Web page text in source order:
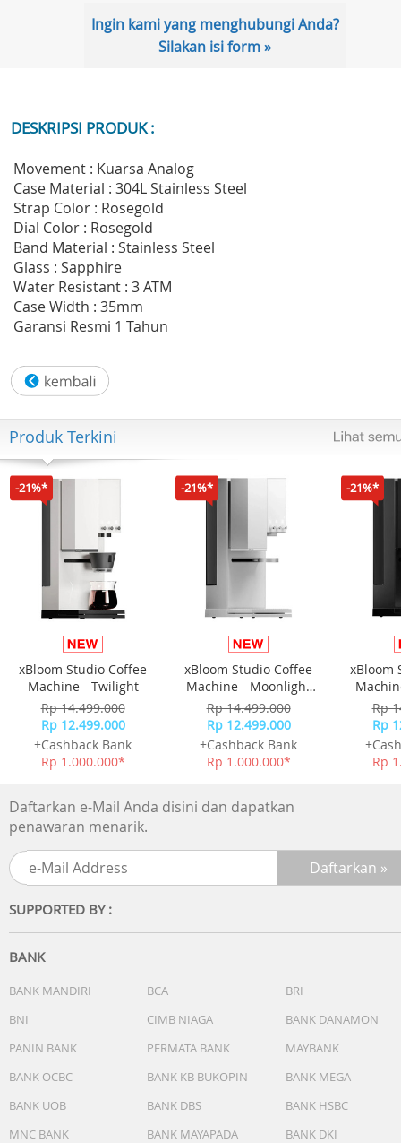
Ingin kami yang menghubungi Anda?
Silakan isi form »
DESKRIPSI PRODUK :
Movement : Kuarsa Analog
Case Material : 304L Stainless Steel
Strap Color : Rosegold
Dial Color : Rosegold
Band Material : Stainless Steel
Glass : Sapphire
Water Resistant : 3 ATM
Case Width : 35mm
Garansi Resmi 1 Tahun
Produk Terkini
-21%*
xBloom Studio Coffee
Machine - Twilight
Rp 14.499.000
Rp 12.499.000
+Cashback Bank
Rp 1.000.000*
-21%*
xBloom Studio Coffee
Machine - Moonlight
White
Rp 14.499.000
Rp 12.499.000
+Cashback Bank
Rp 1.000.000*
-21%*
xBloom
Rp
Rp
Rp
Daftarkan e-Mail Anda disini dan dapatkan
penawaran menarik.
SUPPORTED BY :
BANK
BANK MANDIRI BCA
BRI
BNI
CIMB NIAGA
BANK DANAMON
PANIN BANK
PERMATA BANK
MAYBANK
BANK OCBC
BANK KB BUKOPIN
BANK MEGA
BANK UOB
BANK DBS
BANK HSBC
MNC BANK
BANK MAYAPADA
BANK DKI